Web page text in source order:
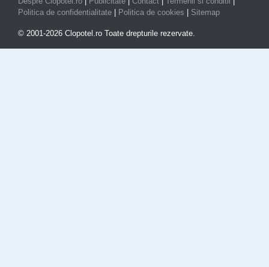
Politica de confidentialitate
Politica de cookies Sitemap
© 2001-2026 Clopotel.ro Toate drepturile rezervate.